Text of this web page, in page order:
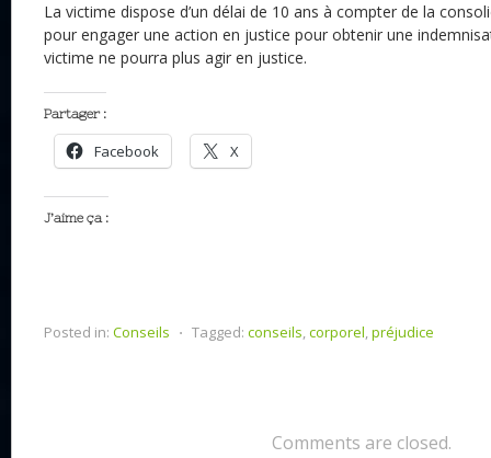
La victime dispose d’un délai de 10 ans à compter de la
pour engager une action en justice pour obtenir une
victime ne pourra plus agir en justice.
Partager :
Facebook X
J’aime ça :
Posted in: Conseils ⋅ Tagged: conseils,corporel,préjudice
Comments are closed.